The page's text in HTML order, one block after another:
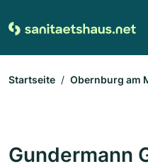
Startseite Obernburg am
Gundermann